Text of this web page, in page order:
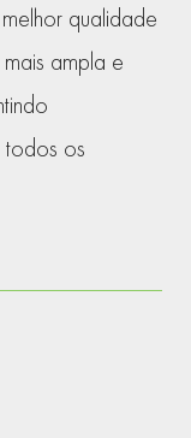
qualidade
ampla e
todos os